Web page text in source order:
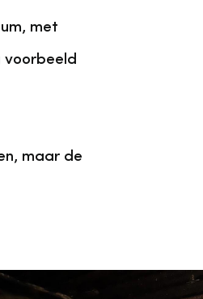
met
voorbeeld
maar de